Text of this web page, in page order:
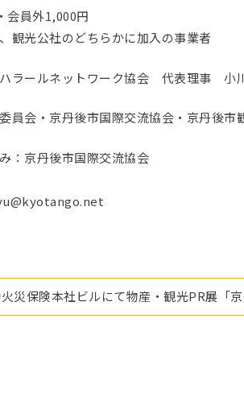
会員外1,000円
観光公社のどちらかに加入の事業者
ハラールネットワーク協会 代表理事
員会・京丹後市国際交流協会・京丹後市
：京丹後市国際交流協会
災保険本社ビルにて物産・観光PR展「